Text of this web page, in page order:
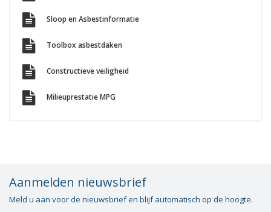
Sloop en Asbestinformatie
Toolbox asbestdaken
Constructieve veiligheid
Milieuprestatie MPG
Aanmelden nieuwsbrief
Meld u aan voor de nieuwsbrief en blijf automatisch op de hoogte.